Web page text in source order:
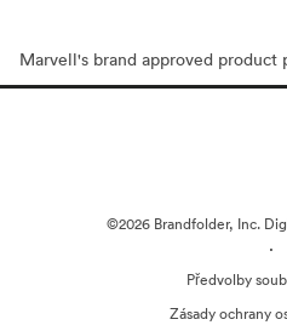
Marvell's brand approved product
©2026 Brandfolder, Inc.
·
Předvolby
Zásady ochrany